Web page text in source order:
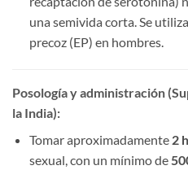
una semivida corta. Se
precoz (EP) en hombres.
Posología y administración
la India):​
Tomar aproximadamente ​ 2
sexual, con un mínimo de ​